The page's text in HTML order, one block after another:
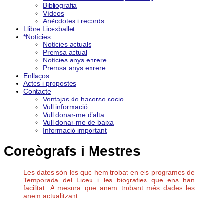
Bibliografia
Vídeos
Anècdotes i records
Llibre Licexballet
*Notícies
Notícies actuals
Premsa actual
Notícies anys enrere
Premsa anys enrere
Enllaços
Actes i propostes
Contacte
Ventajas de hacerse socio
Vull informació
Vull donar-me d’alta
Vull donar-me de baixa
Informació important
Coreògrafs i Mestres
Les dates són les que hem trobat en els programes de
Temporada del Liceu i les biografies que ens han
facilitat. A mesura que anem trobant més dades les
anem actualitzant.